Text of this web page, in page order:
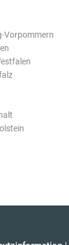
Vorpommern